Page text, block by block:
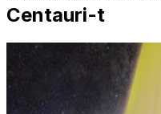
Centauri-t